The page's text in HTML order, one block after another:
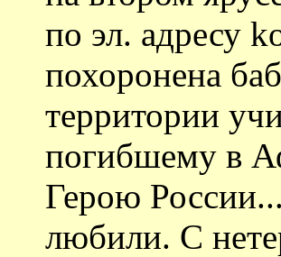
по эл. адресу
похоронена
территории
погибшему в
Герою
любили. С